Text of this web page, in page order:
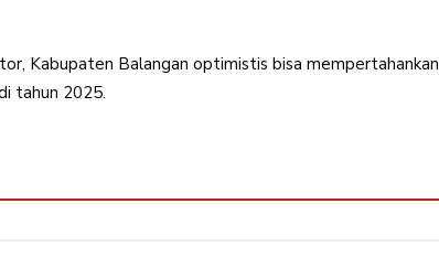
Kabupaten Balangan optimistis bisa mempertahankan
tahun 2025.